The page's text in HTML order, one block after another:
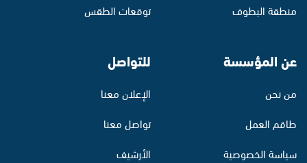
منطقة البطوف
توقعات الطقس
عن المؤسسة
من نحن
طاقم العمل
سياسة الخصوصية
للتواصل
الإعلان معنا
تواصل معنا
الأرشيف